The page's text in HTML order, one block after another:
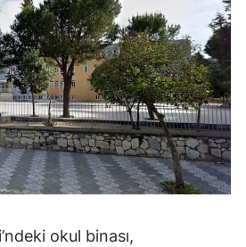
okul binası,